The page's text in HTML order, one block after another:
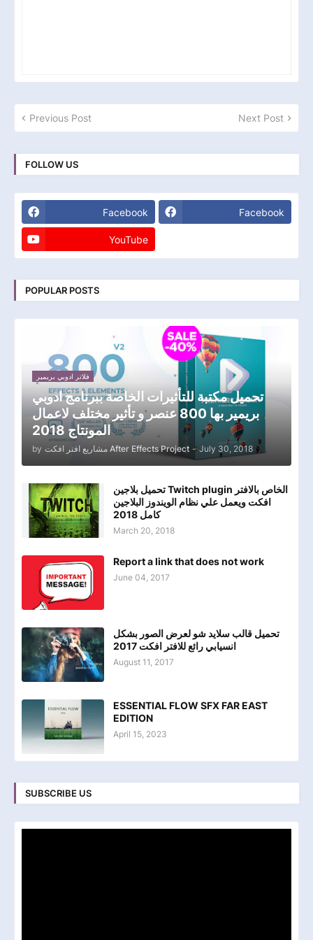
Previous Post Next Post
FOLLOW US
Facebook Facebook
YouTube
POPULAR POSTS
فلاتر ادوبي بريمير
تحميل مكتبة للتأثيرات الخاصة ببرنامج ادوبي
بريمير بها 800 عنصر و تأثير مختلف لاعمال
المونتاج 2018
by مشاريع افتر افكت After Effects Project - July 30, 2018
تحميل بلاجين Twitch plugin الخاص بالافتر
افكت ويعمل علي نظام الويندوز البلاجين
كامل 2018
March 20, 2018
Report a link that does not work
June 04, 2017
تحميل قالب سلايد شو لعرض الصور بشكل
انسيابي رائع للافتر افكت 2017
August 11, 2017
ESSENTIAL FLOW SFX FAR EAST
EDITION
April 15, 2023
SUBSCRIBE US